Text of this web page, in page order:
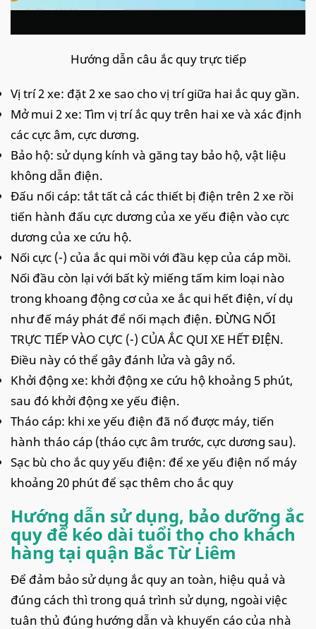
Hướng dẫn câu ắc quy trực tiếp
Vị trí 2 xe: đặt 2 xe sao cho vị trí giữa hai ắc quy gần.
Mở mui 2 xe: Tìm vị trí ắc quy trên hai xe và xác định
các cực âm, cực dương.
Bảo hộ: sử dụng kính và găng tay bảo hộ, vật liệu
không dẫn điện.
Đấu nối cáp: tắt tất cả các thiết bị điện trên 2 xe rồi
tiến hành đấu cực dương của xe yếu điện vào cực
dương của xe cứu hộ.
Nối cực (-) của ắc qui mồi với đầu kẹp của cáp mồi.
Nối đầu còn lại với bất kỳ miếng tấm kim loại nào
trong khoang động cơ của xe ắc qui hết điện, ví dụ
như đế máy phát để nối mạch điện. ĐỪNG NỐI
TRỰC TIẾP VÀO CỰC (-) CỦA ẮC QUI XE HẾT ĐIỆN.
Điều này có thể gây đánh lửa và gây nổ.
Khởi động xe: khởi động xe cứu hộ khoảng 5 phút,
sau đó khởi động xe yếu điện.
Tháo cáp: khi xe yếu điện đã nổ được máy, tiến
hành tháo cáp (tháo cực âm trước, cực dương sau).
Sạc bù cho ắc quy yếu điện: để xe yếu điện nổ máy
khoảng 20 phút để sạc thêm cho ắc quy
Hướng dẫn sử dụng, bảo dưỡng ắc
quy để kéo dài tuổi thọ cho khách
hàng tại quận Bắc Từ Liêm
Để đảm bảo sử dụng ắc quy an toàn, hiệu quả và
đúng cách thì trong quá trình sử dụng, ngoài việc
tuân thủ đúng hướng dẫn và khuyến cáo của nhà